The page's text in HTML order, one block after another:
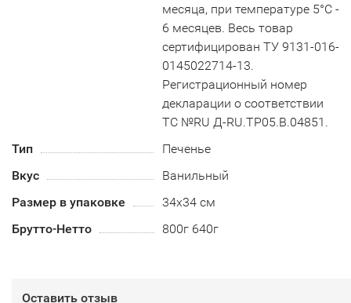
месяца, при температуре 5°С -
6 месяцев. Весь товар
сертифицирован ТУ 9131-016-
0145022714-13.
Регистрационный номер
декларации о соответствии
ТС №RU Д-RU.TP05.B.04851.
Тип
Печенье
Вкус
Ванильный
Размер в упаковке
34х34 см
Брутто-Нетто
800г 640г
Оставить отзыв